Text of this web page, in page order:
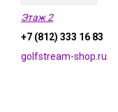
Этаж 2
+7 (812) 333 16 83
golfstream-shop.ru